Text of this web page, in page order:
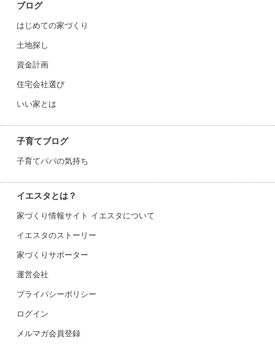
ブログ
はじめての家づくり
土地探し
資金計画
住宅会社選び
いい家とは
子育てブログ
子育てパパの気持ち
イエスタとは？
家づくり情報サイト イエスタについて
イエスタのストーリー
家づくりサポーター
運営会社
プライバシーポリシー
ログイン
メルマガ会員登録